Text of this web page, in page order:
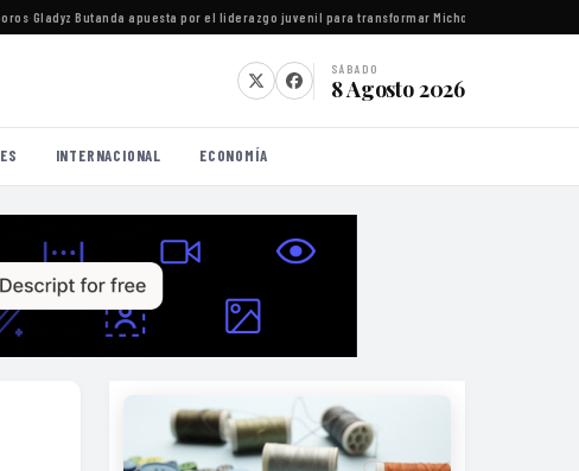
·Gladyz Butanda apuesta por el liderazgo juvenil para transformar Michoacán
SÁBADO
8 Agosto 2026
INTERNACIONAL ECONOMÍA